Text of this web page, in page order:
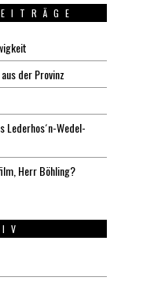
der Provinz
Wedel-
Herr Böhling?